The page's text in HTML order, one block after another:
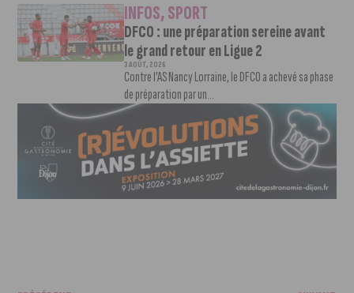
INFOS,SPORT
DFCO : une préparation sereine avant
le grand retour en Ligue 2
3 AOÛT, 2026
Contre l’AS Nancy Lorraine, le DFCO a achevé sa phase
de préparation par un...